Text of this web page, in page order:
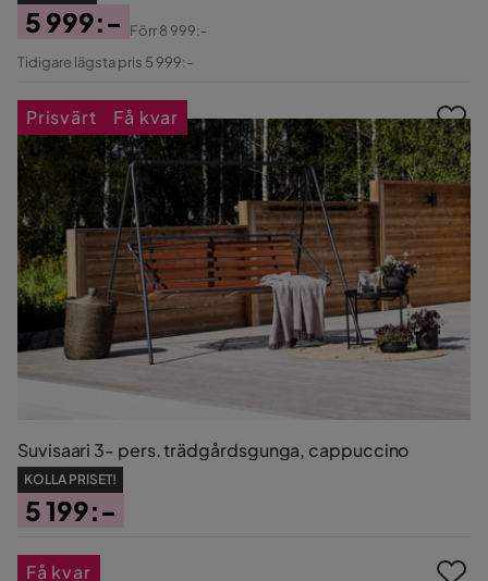
Pris
5 999:-
Original
Förr8 999:-
Tidigare lägsta pris 5 999:-
Suvisaari 3- pers. trädgårdsgunga, cappuccino
KOLLA PRISET!
5 199:-
Prisvärt Få kvar
Få kvar